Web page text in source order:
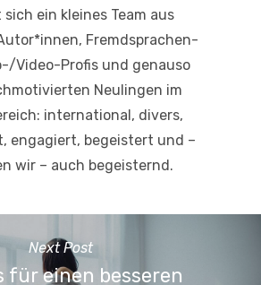
ein kleines Team aus
Fremdsprachen-
Video-Profis und genauso
Neulingen im
international, divers,
engagiert, begeistert und –
wir – auch begeisternd.
Next Post
für einen besseren